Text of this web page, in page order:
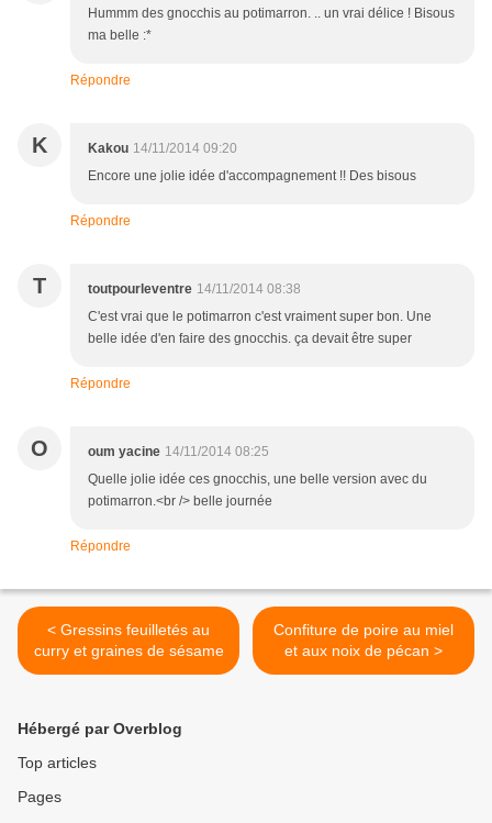
Hummm des gnocchis au potimarron. .. un vrai délice ! Bisous
ma belle :*
Répondre
K Kakou 14/11/2014 09:20
Encore une jolie idée d'accompagnement !! Des bisous
Répondre
T toutpourleventre 14/11/2014 08:38
C'est vrai que le potimarron c'est vraiment super bon. Une
belle idée d'en faire des gnocchis. ça devait être super
Répondre
O oum yacine 14/11/2014 08:25
Quelle jolie idée ces gnocchis, une belle version avec du
potimarron.<br /> belle journée
Répondre
< Gressins feuilletés au
curry et graines de sésame
Confiture de poire au miel
et aux noix de pécan >
Hébergé par Overblog
Top articles
Pages